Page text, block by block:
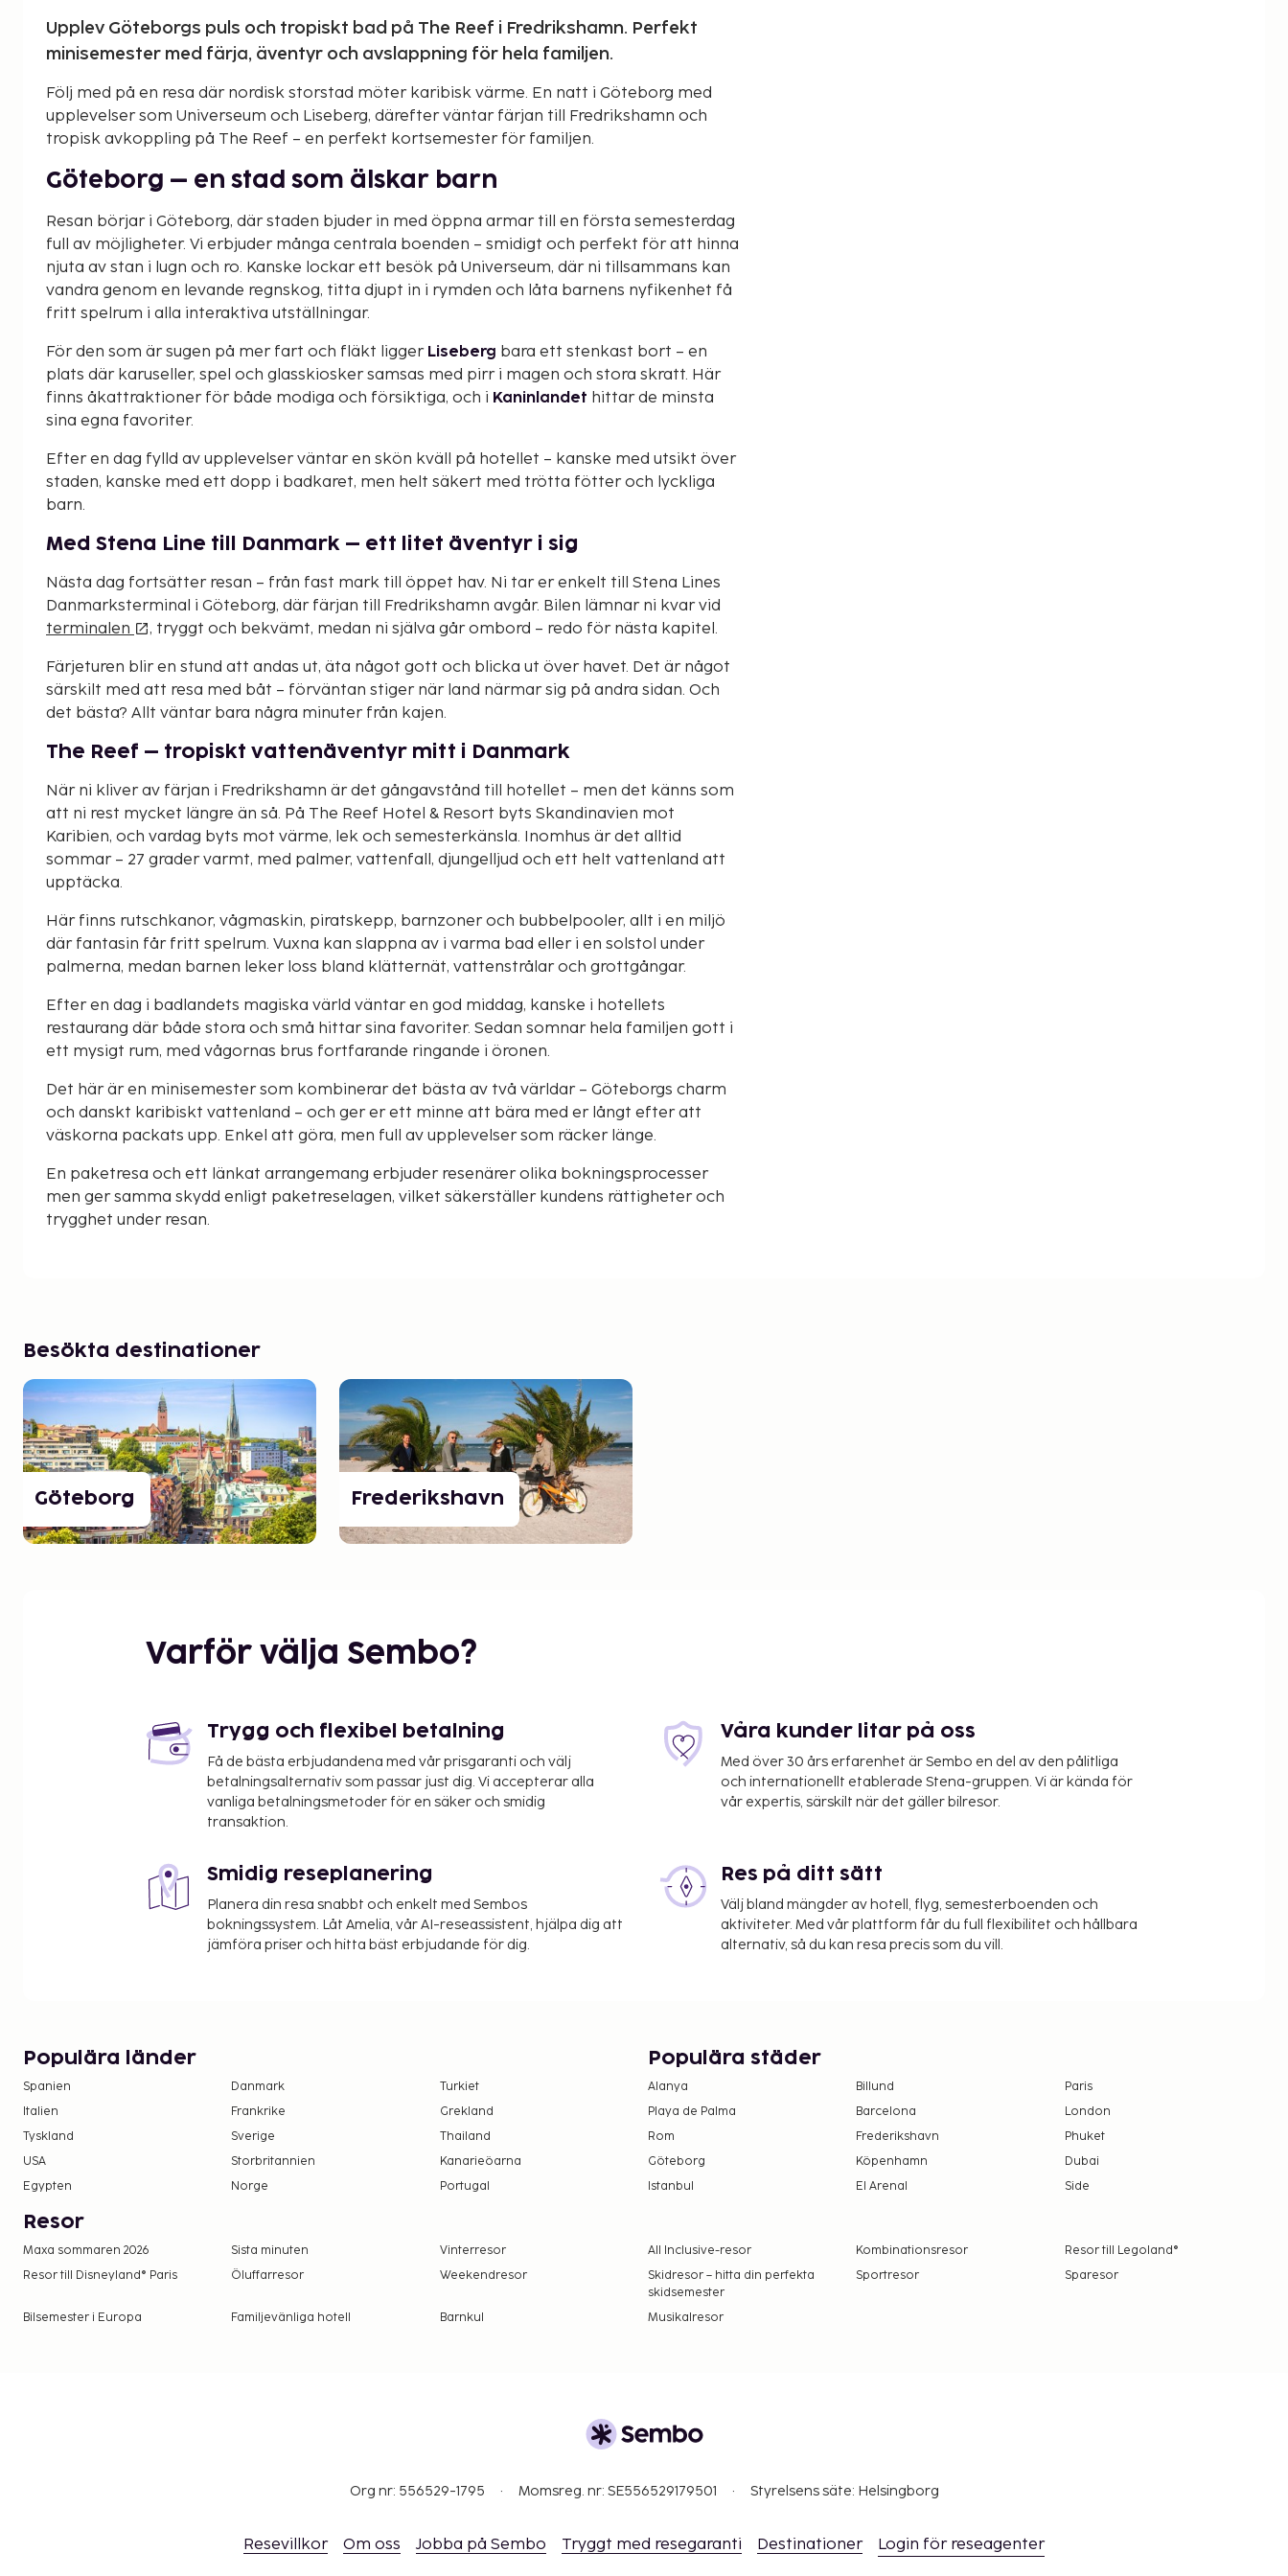
Upplev Göteborgs puls och tropiskt bad på The Reef i Fredrikshamn. Perfekt
minisemester med färja, äventyr och avslappning för hela familjen.
Följ med på en resa där nordisk storstad möter karibisk värme. En natt i Göteborg med
upplevelser som Universeum och Liseberg, därefter väntar färjan till Fredrikshamn och
tropisk avkoppling på The Reef – en perfekt kortsemester för familjen.
Göteborg – en stad som älskar barn
Resan börjar i Göteborg, där staden bjuder in med öppna armar till en första semesterdag
full av möjligheter. Vi erbjuder många centrala boenden – smidigt och perfekt för att hinna
njuta av stan i lugn och ro. Kanske lockar ett besök på Universeum, där ni tillsammans kan
vandra genom en levande regnskog, titta djupt in i rymden och låta barnens nyfikenhet få
fritt spelrum i alla interaktiva utställningar.
För den som är sugen på mer fart och fläkt ligger Liseberg bara ett stenkast bort – en
plats där karuseller, spel och glasskiosker samsas med pirr i magen och stora skratt. Här
finns åkattraktioner för både modiga och försiktiga, och i Kaninlandet hittar de minsta
sina egna favoriter.
Efter en dag fylld av upplevelser väntar en skön kväll på hotellet – kanske med utsikt över
staden, kanske med ett dopp i badkaret, men helt säkert med trötta fötter och lyckliga
barn.
Med Stena Line till Danmark – ett litet äventyr i sig
Nästa dag fortsätter resan – från fast mark till öppet hav. Ni tar er enkelt till Stena Lines
Danmarksterminal i Göteborg, där färjan till Fredrikshamn avgår. Bilen lämnar ni kvar vid
terminalen
, tryggt och bekvämt, medan ni själva går ombord – redo för nästa kapitel.
Färjeturen blir en stund att andas ut, äta något gott och blicka ut över havet. Det är något
särskilt med att resa med båt – förväntan stiger när land närmar sig på andra sidan. Och
det bästa? Allt väntar bara några minuter från kajen.
The Reef – tropiskt vattenäventyr mitt i Danmark
När ni kliver av färjan i Fredrikshamn är det gångavstånd till hotellet – men det känns som
att ni rest mycket längre än så. På The Reef Hotel & Resort byts Skandinavien mot
Karibien, och vardag byts mot värme, lek och semesterkänsla. Inomhus är det alltid
sommar – 27 grader varmt, med palmer, vattenfall, djungelljud och ett helt vattenland att
upptäcka.
Här finns rutschkanor, vågmaskin, piratskepp, barnzoner och bubbelpooler, allt i en miljö
där fantasin får fritt spelrum. Vuxna kan slappna av i varma bad eller i en solstol under
palmerna, medan barnen leker loss bland klätternät, vattenstrålar och grottgångar.
Efter en dag i badlandets magiska värld väntar en god middag, kanske i hotellets
restaurang där både stora och små hittar sina favoriter. Sedan somnar hela familjen gott i
ett mysigt rum, med vågornas brus fortfarande ringande i öronen.
Det här är en minisemester som kombinerar det bästa av två världar – Göteborgs charm
och danskt karibiskt vattenland – och ger er ett minne att bära med er långt efter att
väskorna packats upp. Enkel att göra, men full av upplevelser som räcker länge.
En paketresa och ett länkat arrangemang erbjuder resenärer olika bokningsprocesser
men ger samma skydd enligt paketreselagen, vilket säkerställer kundens rättigheter och
trygghet under resan.
Besökta destinationer
Göteborg Frederikshavn
Varför välja Sembo?
Trygg och flexibel betalning
Få de bästa erbjudandena med vår prisgaranti och välj
betalningsalternativ som passar just dig. Vi accepterar alla
vanliga betalningsmetoder för en säker och smidig
transaktion.
Våra kunder litar på oss
Med över 30 års erfarenhet är Sembo en del av den pålitliga
och internationellt etablerade Stena-gruppen. Vi är kända för
vår expertis, särskilt när det gäller bilresor.
Smidig reseplanering
Planera din resa snabbt och enkelt med Sembos
bokningssystem. Låt Amelia, vår AI-reseassistent, hjälpa dig att
jämföra priser och hitta bäst erbjudande för dig.
Res på ditt sätt
Välj bland mängder av hotell, flyg, semesterboenden och
aktiviteter. Med vår plattform får du full flexibilitet och hållbara
alternativ, så du kan resa precis som du vill.
Populära länder
Spanien Danmark
Turkiet
Italien
Frankrike
Grekland
Tyskland
Sverige
Thailand
USA
Storbritannien
Kanarieöarna
Egypten
Norge Portugal
Populära städer
Alanya Billund
Paris
Playa de Palma
Barcelona
London
Rom
Frederikshavn
Phuket
Göteborg
Köpenhamn
Dubai
Istanbul
El Arenal Side
Resor
Maxa sommaren 2026 Sista minuten Vinterresor All Inclusive-resor Kombinationsresor
Resor till Legoland®
Resor till Disneyland® Paris
Öluffarresor Weekendresor
Skidresor – hitta din perfekta
skidsemester
Sportresor Sparesor
Bilsemester i Europa Familjevänliga hotell Barnkul Musikalresor
Org nr: 556529-1795 Momsreg. nr: SE556529179501 Styrelsens säte: Helsingborg
Resevillkor Om oss Jobba på Sembo Tryggt med resegaranti Destinationer Login för reseagenter